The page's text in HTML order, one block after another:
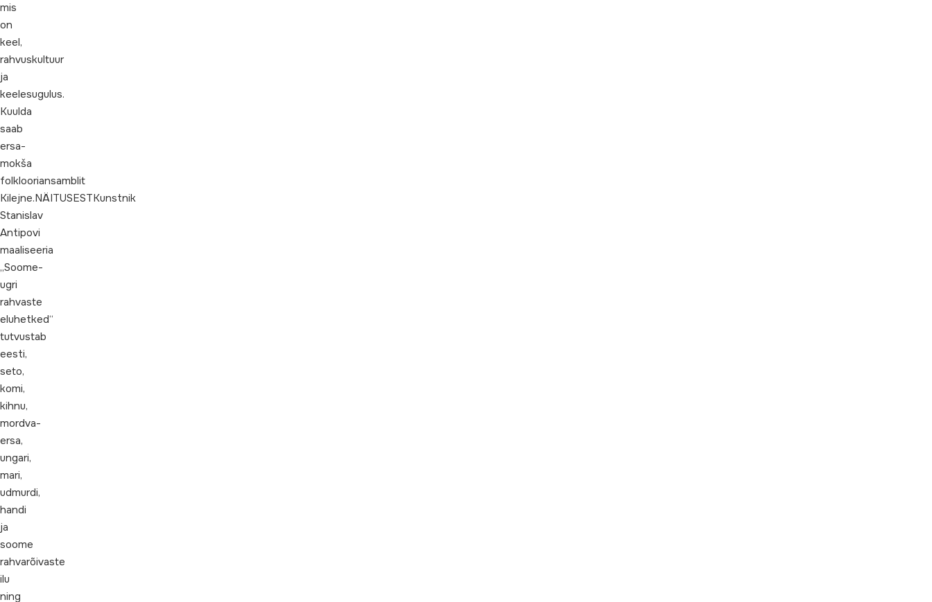
mis
on
keel,
rahvuskultuur
ja
keelesugulus.
Kuulda
saab
ersa-
mokša
folklooriansamblit
Kilejne.NÄITUSESTKunstnik
Stanislav
Antipovi
maaliseeria
„Soome-
ugri
rahvaste
eluhetked“
tutvustab
eesti,
seto,
komi,
kihnu,
mordva-
ersa,
ungari,
mari,
udmurdi,
handi
ja
soome
rahvarõivaste
ilu
ning